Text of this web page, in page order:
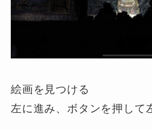
絵画を見つける
左に進み、ボタンを押して